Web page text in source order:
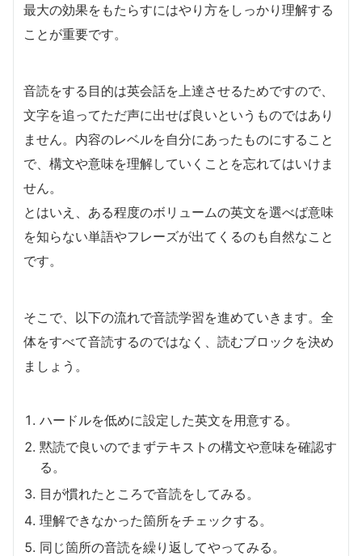
最大の効果をもたらすにはやり方をしっかり理解する
ことが重要です。
音読をする目的は英会話を上達させるためですので、
文字を追ってただ声に出せば良いというものではあり
ません。内容のレベルを自分にあったものにすること
で、構文や意味を理解していくことを忘れてはいけま
せん。
とはいえ、ある程度のボリュームの英文を選べば意味
を知らない単語やフレーズが出てくるのも自然なこと
です。
そこで、以下の流れで音読学習を進めていきます。全
体をすべて音読するのではなく、読むブロックを決め
ましょう。
ハードルを低めに設定した英文を用意する。
黙読で良いのでまずテキストの構文や意味を確認す
る。
目が慣れたところで音読をしてみる。
理解できなかった箇所をチェックする。
同じ箇所の音読を繰り返してやってみる。